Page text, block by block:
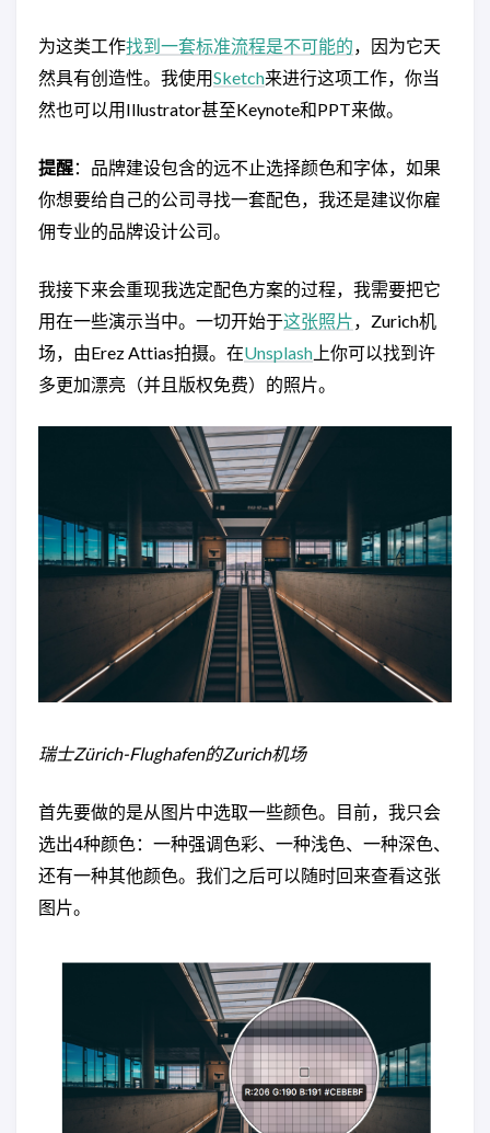
为这类工作找到一套标准流程是不可能的，因为它天
然具有创造性。我使用Sketch来进行这项工作，你当
然也可以用Illustrator甚至Keynote和PPT来做。
提醒：品牌建设包含的远不止选择颜色和字体，如果
你想要给自己的公司寻找一套配色，我还是建议你雇
佣专业的品牌设计公司。
我接下来会重现我选定配色方案的过程，我需要把它
用在一些演示当中。一切开始于这张照片，Zurich机
场，由Erez Attias拍摄。在Unsplash 上你可以找到许
多更加漂亮（并且版权免费）的照片。
瑞士Zürich-Flughafen的Zurich机场
首先要做的是从图片中选取一些颜色。目前，我只会
选出4种颜色：一种强调色彩、一种浅色、一种深色、
还有一种其他颜色。我们之后可以随时回来查看这张
图片。